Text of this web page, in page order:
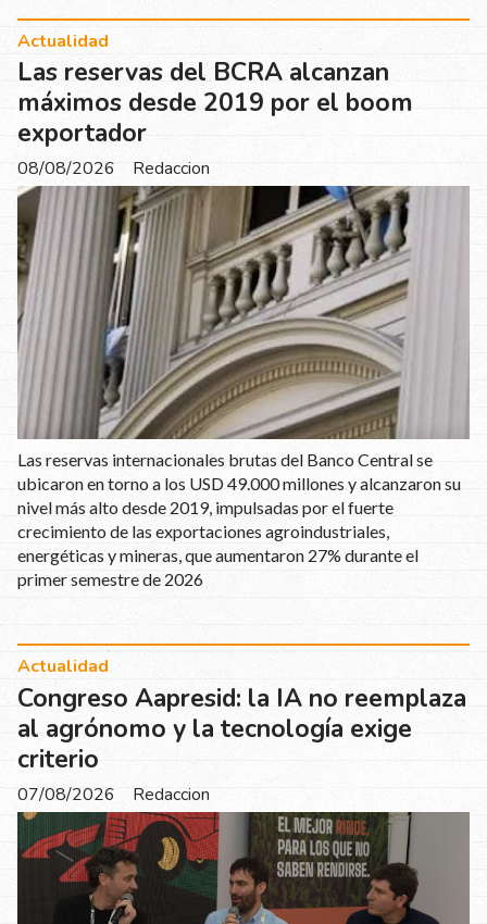
Las reservas del BCRA alcanzan
máximos desde 2019 por el boom
exportador
Redaccion
Actualidad
08/08/2026
Las reservas internacionales brutas del Banco Central se
ubicaron en torno a los USD 49.000 millones y alcanzaron su
nivel más alto desde 2019, impulsadas por el fuerte
crecimiento de las exportaciones agroindustriales,
energéticas y mineras, que aumentaron 27% durante el
primer semestre de 2026
Congreso Aapresid: la IA no reemplaza
al agrónomo y la tecnología exige
criterio
Redaccion
Actualidad
07/08/2026